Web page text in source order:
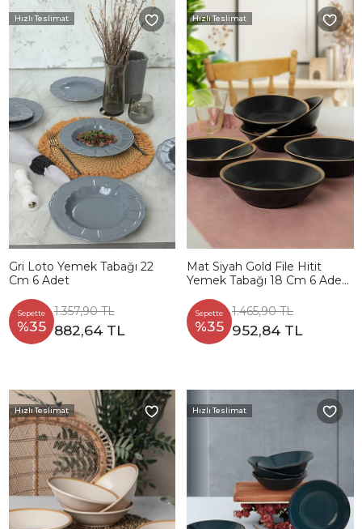
Hızlı Teslimat
Gri Loto Yemek Tabağı 22
Cm 6 Adet
Sepette
%35
1.357,90 TL
882,64 TL
Hızlı Teslimat
Mat Siyah Gold File Hitit
Yemek Tabağı 18 Cm 6 Adet
Sepette
%35
1.465,90 TL
952,84 TL
Hızlı Teslimat Hızlı Teslimat